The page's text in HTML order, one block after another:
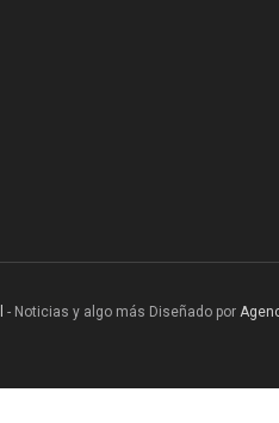
- Noticias y algo más Diseñado por